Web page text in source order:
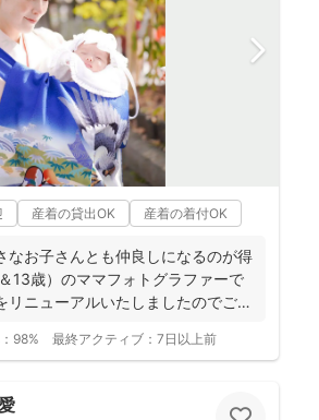
産着の貸出OK 産着の着付OK
なお子さんとも仲良しになるのが得
13歳）のママフォトグラファーで
リニューアルいたしましたのでご案
98% 最終アクティブ： 7日以上前